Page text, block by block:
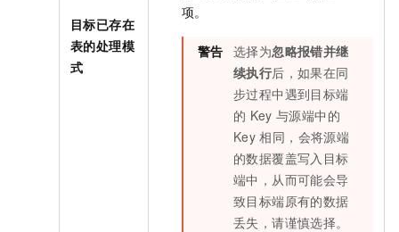
目标已存在
表的处理模
式
项。
警告 选择为忽略报错并继
续执行后，如果在同
步过程中遇到目标端
的 Key 与源端中的
Key 相同，会将源端
的数据覆盖写入目标
端中，从而可能会导
致目标端原有的数据
丢失，请谨慎选择。